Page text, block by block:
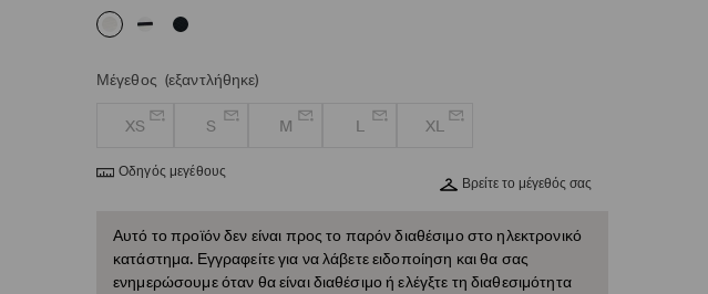
Μέγεθος (εξαντλήθηκε)
XS S M L XL
Οδηγός μεγέθους
Βρείτε το μέγεθός σας
Αυτό το προϊόν δεν είναι προς το παρόν διαθέσιμο στο ηλεκτρονικό
κατάστημα. Εγγραφείτε για να λάβετε ειδοποίηση και θα σας
ενημερώσουμε όταν θα είναι διαθέσιμο ή ελέγξτε τη διαθεσιμότητα